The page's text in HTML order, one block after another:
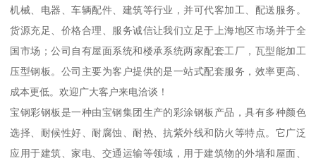
机械、电器、车辆配件、建筑等行业，并可代客加工、配送服务。
货源充足、价格合理、服务诚信让我们立足于上海地区市场并于全
国市场；公司自有屋面系统和楼承系统两家配套工厂，瓦型能加工
压型钢板。公司主要为客户提供的是一站式配套服务，效率更高、
成本更低。欢迎广大客户来电洽谈！
宝钢彩钢板是一种由宝钢集团生产的彩涂钢板产品，具有多种颜色
选择、耐候性好、耐腐蚀、耐热、抗紫外线和防火等特点。它广泛
应用于建筑、家电、交通运输等领域，用于建筑物的外墙和屋面、